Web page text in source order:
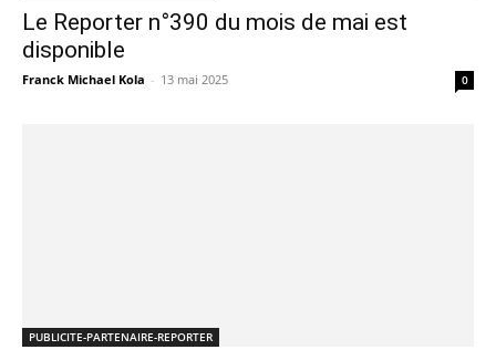
Le Reporter n°390 du mois de mai est
disponible
Franck Michael Kola - 13 mai 2025 0
PUBLICITE-PARTENAIRE-REPORTER